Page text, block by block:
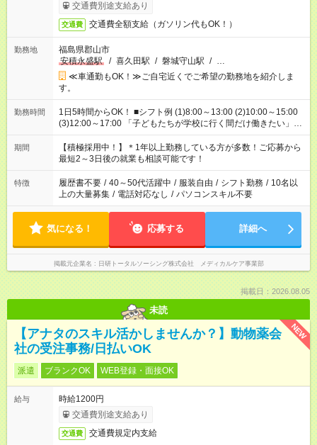
交通費別途支給あり
交通費 交通費全額支給（ガソリン代もOK！）
勤務地
福島県郡山市
安積永盛駅
/ 喜久田駅 / 磐城守山駅 / …
≪車通勤もOK！≫ご自宅近くでご希望の勤務地を紹介しま
す。
勤務時間
1日5時間からOK！ ■シフト例 (1)8:00～13:00 (2)10:00～15:00
(3)12:00～17:00 「子どもたちが学校に行く間だけ働きたい」
「余裕を持って夕飯の準備がしたい」 「午前中は働いて、午後
はプライベートの時間にしたい」 など、ご希望を教えてくださ
いね。 ※Wワーク希望の方へ 今ご覧のお仕事で希望する勤務時
間と、もう1つのお仕事の勤務時間。 合計で週40時間を超える
場合は応募できません。
期間
【積極採用中！】＊1年以上勤務している方が多数！ご応募から
最短2～3日後の就業も相談可能です！
特徴 履歴書不要 / 40～50代活躍中 / 服装自由 / シフト勤務 / 10名以
上の大量募集 / 電話対応なし / パソコンスキル不要
気になる！ 応募する 詳細へ
掲載元企業名 日研トータルソーシング株式会社 メディカルケア事業部
掲載日：2026.08.05
未読
NEW
【アナタのスキル活かしませんか？】動物薬会
社の受注事務/日払いOK
派遣 ブランクOK WEB登録・面接OK
給与
時給1200円
交通費別途支給あり
交通費 交通費規定内支給